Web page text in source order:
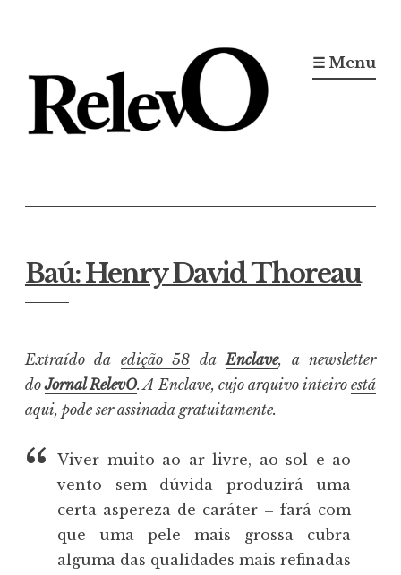
conteúdo
☰ Menu
Baú: Henry David Thoreau
Extraído da edição 58 daEnclave, a newsletter
doJornal RelevO. A Enclave, cujo arquivo inteiro está
aqui, pode serassinada gratuitamente.
Viver muito ao ar livre, ao sol e ao
vento sem dúvida produzirá uma
certa aspereza de caráter – fará com
que uma pele mais grossa cubra
alguma das qualidades mais refinadas